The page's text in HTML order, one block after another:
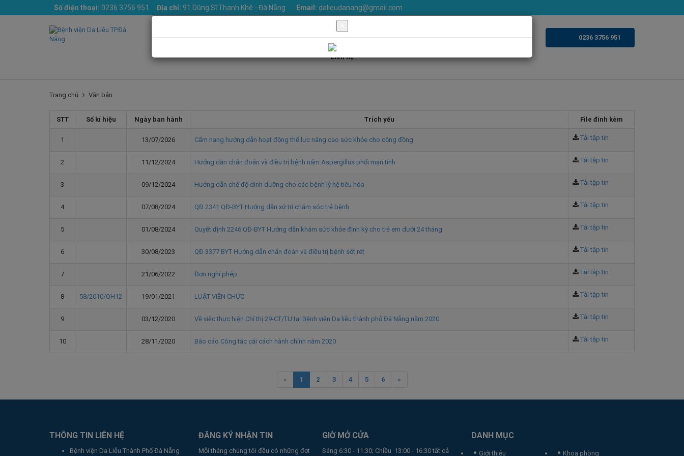
Số điện thoại: 0236 3756 951 Địa chỉ: 91 Dũng Sĩ Thanh Khê - Đà Nẵng Email: dalieudanang@gmail.com
Trang chủ Giới thiệu Khoa phòng Dịch vụ Tin Tức Văn bản Thư viện ảnh Videoclips
Liên hệ
0236 3756 951
Trang chủ Văn bản
STT Số kí hiệu Ngày ban hành Trích yếu File đính kèm
1 13/07/2026 Cẩm nang hướng dẫn hoạt động thể lực nâng cao sức khỏe cho cộng đồng Tải tập tin
2 11/12/2024 Hướng dẫn chẩn đoán và điều trị bệnh nấm Aspergillus phổi mạn tính Tải tập tin
3 09/12/2024 Hướng dẫn chế độ dinh dưỡng cho các bệnh lý hệ tiêu hóa Tải tập tin
4 07/08/2024 QĐ 2341 QĐ-BYT Hướng dẫn xử trí chăm sóc trẻ bệnh Tải tập tin
5 01/08/2024 Quyết định 2246 QĐ-BYT Hướng dẫn khám sức khỏe định kỳ cho trẻ em dưới 24 tháng Tải tập tin
6 30/08/2023 QĐ 3377 BYT Hướng dẫn chẩn đoán và điều trị bệnh sốt rét Tải tập tin
7 21/06/2022 Đơn nghỉ phép Tải tập tin
8 58/2010/QH12 19/01/2021 LUẬT VIÊN CHỨC Tải tập tin
9 03/12/2020 Về việc thực hiện Chỉ thị 29-CT/TU tại Bệnh viện Da liễu thành phố Đà Nẵng năm 2020 Tải tập tin
10 28/11/2020 Báo cáo Công tác cải cách hành chính năm 2020 Tải tập tin
« 1 2 3 4 5 6 »
THÔNG TIN LIÊN HỆ
Bệnh viện Da Liễu Thành Phố Đà Nẵng
ĐĂNG KÝ NHẬN TIN
Mỗi tháng chúng tôi đều có những đợt
GIỜ MỞ CỬA
Sáng 6:30 - 11:30; Chiều 13:00 - 16:30 tất cả
DANH MỤC
Giới thiệu Khoa phòng